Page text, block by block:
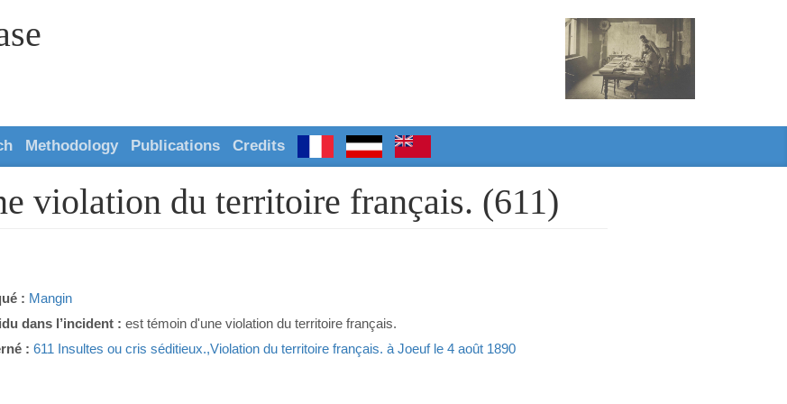
Methodology Publications Credits
violation du territoire français. (611)
: Mangin
dans l’incident : est témoin d'une violation du territoire français.
: 611 Insultes ou cris séditieux.,Violation du territoire français. à Joeuf le 4 août 1890